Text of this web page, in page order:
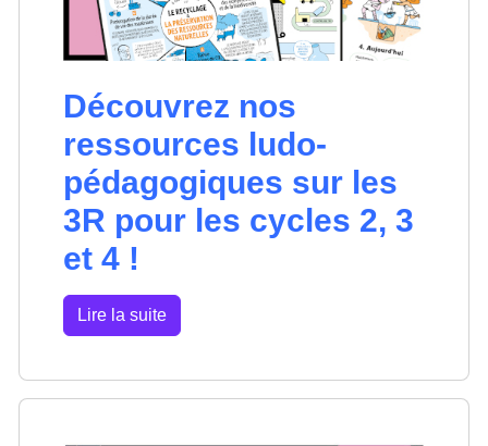
Découvrez nos
ressources ludo-
pédagogiques sur les
3R pour les cycles 2, 3
et 4 !
Lire la suite